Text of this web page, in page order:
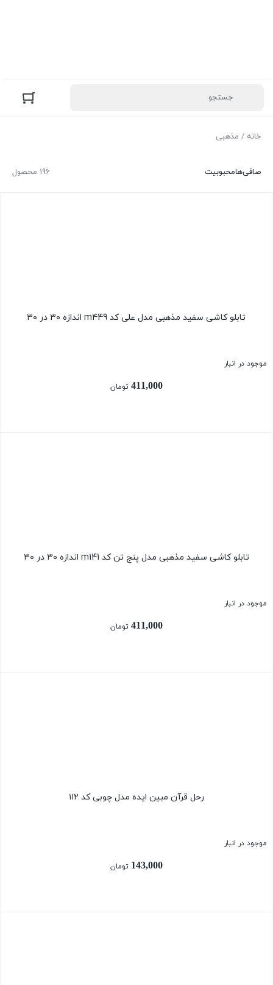
خانه / مذهبی
196 محصول صافی‌هامحبوبیت
تابلو کاشی سفید مذهبی مدل علی کد m449 اندازه ۳۰ در ۳۰
موجود در انبار
411,000 تومان
تابلو کاشی سفید مذهبی مدل پنج تن کد m141 اندازه ۳۰ در ۳۰
موجود در انبار
411,000 تومان
رحل قرآن مبین ایده مدل چوبی کد ۱۱۲
موجود در انبار
143,000 تومان